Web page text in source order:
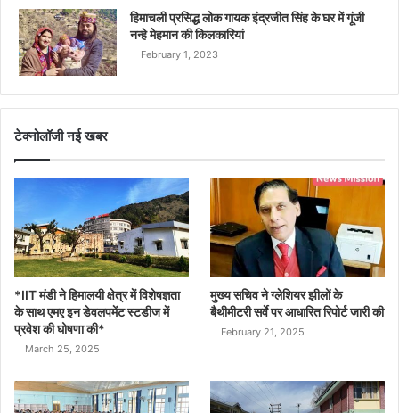
हिमाचली प्रसिद्ध लोक गायक इंद्रजीत सिंह के घर में गूंजी
नन्हे मेहमान की किलकारियां
February 1, 2023
टेक्नोलॉजी नई खबर
*IIT मंडी ने हिमालयी क्षेत्र में विशेषज्ञता
के साथ एमए इन डेवलपमेंट स्टडीज में
प्रवेश की घोषणा की*
March 25, 2025
मुख्य सचिव ने ग्लेशियर झीलों के
बैथीमीटरी सर्वे पर आधारित रिपोर्ट जारी की
February 21, 2025